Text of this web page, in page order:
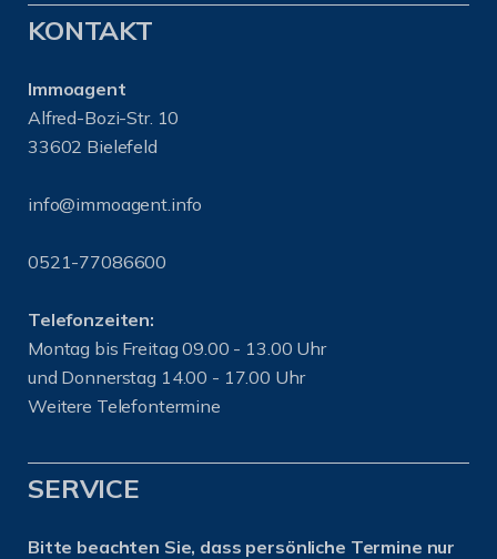
KONTAKT
Immoagent
Alfred-Bozi-Str. 10
33602 Bielefeld
info@immoagent.info
0521-77086600
Telefonzeiten:
Montag bis Freitag 09.00 - 13.00 Uhr
und Donnerstag 14.00 - 17.00 Uhr
Weitere Telefontermine
SERVICE
Bitte beachten Sie, dass persönliche Termine nur